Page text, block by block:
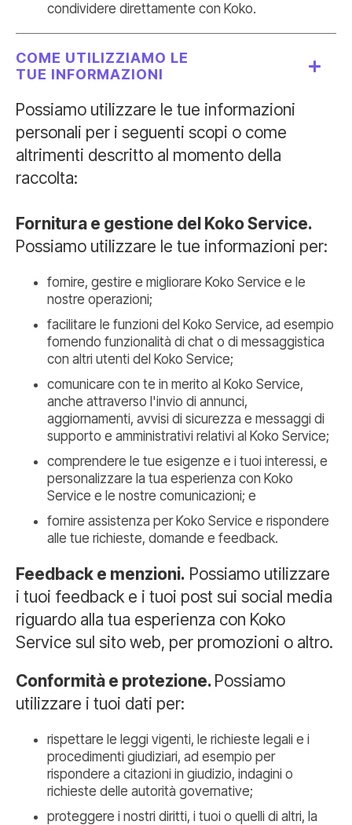
condividere direttamente con Koko.
COME UTILIZZIAMO LE
TUE INFORMAZIONI
Possiamo utilizzare le tue informazioni
personali per i seguenti scopi o come
altrimenti descritto al momento della
raccolta:
Fornitura e gestione del Koko Service.
Possiamo utilizzare le tue informazioni per:
fornire, gestire e migliorare Koko Service e le
nostre operazioni;
facilitare le funzioni del Koko Service, ad esempio
fornendo funzionalità di chat o di messaggistica
con altri utenti del Koko Service;
comunicare con te in merito al Koko Service,
anche attraverso l'invio di annunci,
aggiornamenti, avvisi di sicurezza e messaggi di
supporto e amministrativi relativi al Koko Service;
comprendere le tue esigenze e i tuoi interessi, e
personalizzare la tua esperienza con Koko
Service e le nostre comunicazioni; e
fornire assistenza per Koko Service e rispondere
alle tue richieste, domande e feedback.
Feedback e menzioni. Possiamo utilizzare
i tuoi feedback e i tuoi post sui social media
riguardo alla tua esperienza con Koko
Service sul sito web, per promozioni o altro.
Conformità e protezione. Possiamo
utilizzare i tuoi dati per:
rispettare le leggi vigenti, le richieste legali e i
procedimenti giudiziari, ad esempio per
rispondere a citazioni in giudizio, indagini o
richieste delle autorità governative;
proteggere i nostri diritti, i tuoi o quelli di altri, la